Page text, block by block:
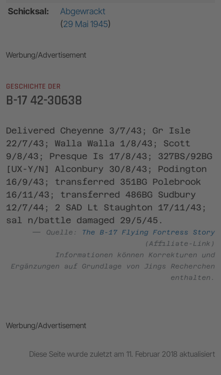
Schicksal:
Abgewrackt
(29 Mai 1945)
Werbung/Advertisement
GESCHICHTE DER
B-17 42-30638
Delivered Cheyenne 3/7/43; Gr Isle
22/7/43; Walla Walla 1/8/43; Scott
9/8/43; Presque Is 17/8/43; 327BS/92BG
[UX-Y/N] Alconbury 30/8/43; Podington
16/9/43; transferred 351BG Polebrook
16/11/43; transferred 486BG Sudbury
12/7/44; 2 SAD Lt Staughton 17/11/43;
sal n/battle damaged 29/5/45.
Quelle:
The B-17 Flying Fortress Story
(Affiliate-Link)
Informationen können Korrekturen und
Ergänzungen auf Grundlage von Jings Recherchen
enthalten.
Werbung/Advertisement
Diese Seite wurde zuletzt am 11. Februar 2018 aktualisiert